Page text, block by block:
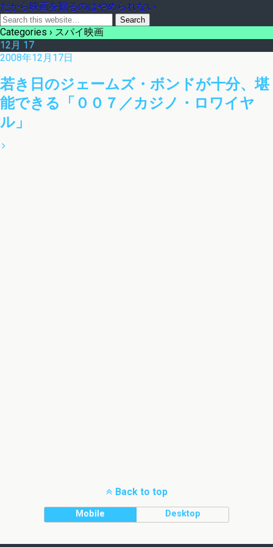
だから映画を観るのはやめられない
Categories › スパイ映画
12月 17
2008年12月17日
若き日のジェームズ・ボンドが十分、堪
能できる「００７／カジノ・ロワイヤ
ル」
Back to top
Mobile Desktop